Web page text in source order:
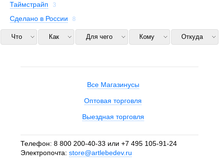
Таймстрайп
3
Сделано в России 8
Что Как Для чего Кому Откуда
Все Магазинусы
Оптовая торговля
Выездная торговля
Телефон: 8 800 200-40-33 или +7 495 105-91-24
Электропочта: store@artlebedev.ru